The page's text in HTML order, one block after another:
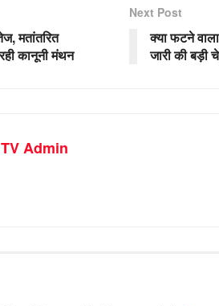
मतांतरित
कानूनी मंथन
Next Post
क्या फटने
जारी की बड़ी
Admin